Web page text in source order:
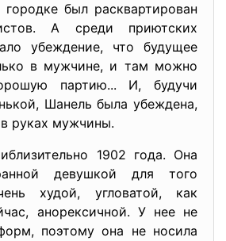
был расквартирован
А среди приютских
убеждение, что будущее
в мужчине, и там можно
партию... И, будучи
Шанель была убеждена,
руках мужчины.
1902 года. Она
девушкой для того
худой, угловатой, как
анорексичной. У нее не
поэтому она не носила